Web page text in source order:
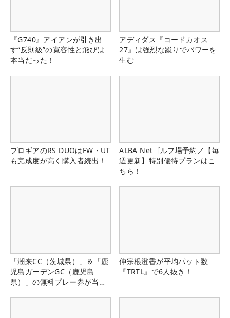
『G740』アイアンが引き出
す“反則級”の寛容性と飛びは
本当だった！
アディダス『コードカオス
27』は強烈な蹴りでパワーを
生む
プロギアのRS DUOはFW・UT
も完成度が高く購入者続出！
ALBA Netゴルフ場予約／【毎
週更新】特別優待プランはこ
ちら！
「潮来CC（茨城県）」＆「鹿
児島ガーデンGC（鹿児島
県）」の無料プレー券が当た
仲宗根澄香が平均パット数
『TRTL』で6人抜き！